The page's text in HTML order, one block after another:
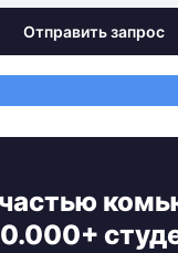
Отправить запрос